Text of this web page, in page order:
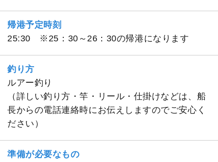
帰港予定時刻
25:30 ※25：30～26：30の帰港になります
釣り方
ルアー釣り
（詳しい釣り方・竿・リール・仕掛けなどは、船
長からの電話連絡時にお伝えしますのでご安心く
ださい）
準備が必要なもの